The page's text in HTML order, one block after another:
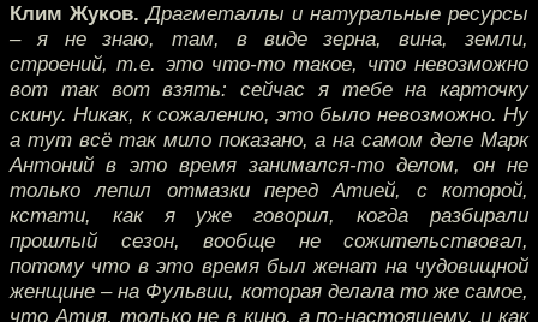
Клим Жуков. Драгметаллы и натуральные ресурсы
– я не знаю, там, в виде зерна, вина, земли,
строений, т.е. это что-то такое, что невозможно
вот так вот взять: сейчас я тебе на карточку
скину. Никак, к сожалению, это было невозможно. Ну
а тут всё так мило показано, а на самом деле Марк
Антоний в это время занимался-то делом, он не
только лепил отмазки перед Атией, с которой,
кстати, как я уже говорил, когда разбирали
прошлый сезон, вообще не сожительствовал,
потому что в это время был женат на чудовищной
женщине – на Фульвии, которая делала то же самое,
что Атия, только не в кино, а по-настоящему, и как